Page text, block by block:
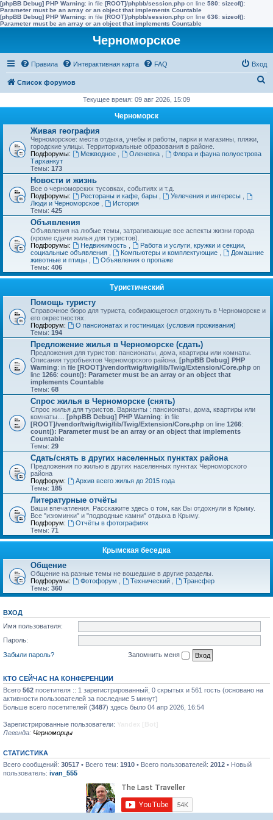
[phpBB Debug] PHP Warning: in file [ROOT]/phpbb/session.php on line 580: sizeof():
Parameter must be an array or an object that implements Countable
[phpBB Debug] PHP Warning: in file [ROOT]/phpbb/session.php on line 636: sizeof():
Parameter must be an array or an object that implements Countable
Черноморское
Правила Интерактивная карта FAQ Вход
Список форумов
с
Текущее время: 09 авг 2026, 15:09
Черноморск
Живая география
Черноморское: места отдыха, учебы и работы, парки и магазины, пляжи,
городские улицы. Территориальные образования в районе.
Подфорумы:
Межводное Оленевка
Флора и фауна полуострова
Тарханкут
Темы: 173
Новости и жизнь
Все о черноморских тусовках, событиях и т.д.
Подфорумы:
Рестораны и кафе, бары Увлечения и интересы
Люди и Черноморское
История
Темы: 425
Объявления
Объявления на любые темы, затрагивающие все аспекты жизни города
(кроме сдачи жилья для туристов).
Подфорумы:
Недвижимость
Работа и услуги, кружки и секции,
социальные объявления
Компьютеры и комплектующие
Домашние
животные и птицы
Объявления о пропаже
Темы: 406
Туристический
Помощь туристу
Справочное бюро для туриста, собирающегося отдохнуть в Черноморске и
его окрестностях.
Подфорум:
О пансионатах и гостиницах (условия проживания)
Темы: 194
Предложение жилья в Черноморске (сдать)
Предложения для туристов: пансионаты, дома, квартиры или комнаты.
Описания туробъектов Черноморского района. [phpBB Debug] PHP
Warning: in file [ROOT]/vendor/twig/twig/lib/Twig/Extension/Core.php on
line 1266: count(): Parameter must be an array or an object that
implements Countable
Темы: 68
Спрос жилья в Черноморске (снять)
Спрос жилья для туристов. Варианты : пансионаты, дома, квартиры или
комнаты.... [phpBB Debug] PHP Warning: in file
[ROOT]/vendor/twig/twig/lib/Twig/Extension/Core.php on line 1266:
count(): Parameter must be an array or an object that implements
Countable
Темы: 29
Сдать/снять в других населенных пунктах района
Предложения по жилью в других населенных пунктах Черноморского
района
Подфорум:
Архив всего жилья до 2015 года
Темы: 185
Литературные отчёты
Ваши впечатления. Расскажите здесь о том, как Вы отдохнули в Крыму.
Все "изюминки" и "подводные камни" отдыха в Крыму.
Подфорум:
Отчёты в фотографиях
Темы: 71
Крымская беседка
Общение
Общение на разные темы не вошедшие в другие разделы.
Подфорумы:
Фотофорум Технический
Трансфер
Темы: 360
ВХОД
Имя пользователя:
Пароль:
Забыли пароль?
Запомнить меня
КТО СЕЙЧАС НА КОНФЕРЕНЦИИ
Всего 562 посетителя :: 1 зарегистрированный, 0 скрытых и 561 гость (основано на
активности пользователей за последние 5 минут)
Больше всего посетителей (3487) здесь было 04 апр 2026, 16:54
Зарегистрированные пользователи:
Легенда: Черноморцы
СТАТИСТИКА
Всего сообщений: 30517 • Всего тем: 1910 • Всего пользователей: 2012 • Новый
пользователь: ivan_555